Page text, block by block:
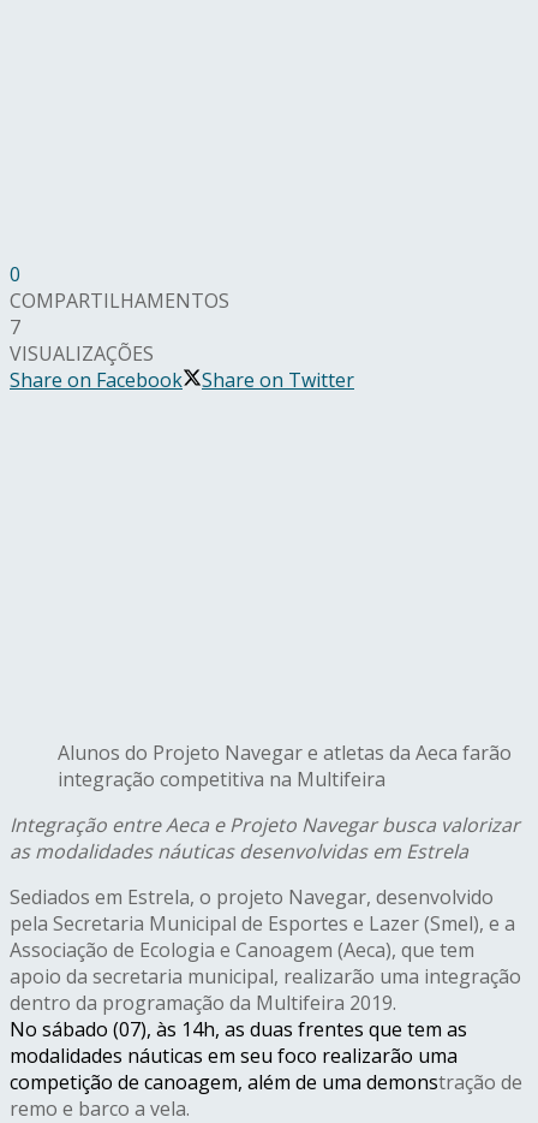
0
COMPARTILHAMENTOS
7
VISUALIZAÇÕES
Share on Facebook
Share on Twitter
Alunos do Projeto Navegar e atletas da Aeca farão
integração competitiva na Multifeira
Integração entre Aeca e Projeto Navegar busca valorizar
as modalidades náuticas desenvolvidas em Estrela
Sediados em Estrela, o projeto Navegar, desenvolvido
pela Secretaria Municipal de Esportes e Lazer (Smel), e a
Associação de Ecologia e Canoagem (Aeca), que tem
apoio da secretaria municipal, realizarão uma integração
dentro da programação da Multifeira 2019.
No sábado (07), às 14h, as duas frentes que tem as
modalidades náuticas em seu foco realizarão uma
competição de canoagem, além de uma demonstração de
remo e barco a vela.